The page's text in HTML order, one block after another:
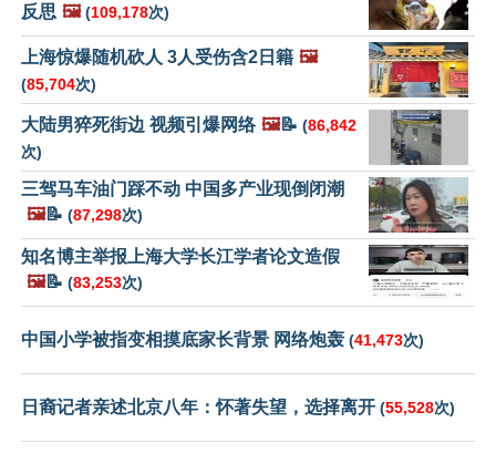
反思 🖼️ (109,178次)
上海惊爆随机砍人 3人受伤含2日籍 🖼️
(85,704次)
大陆男猝死街边 视频引爆网络 🖼️📝 (86,842
次)
三驾马车油门踩不动 中国多产业现倒闭潮
🖼️📝 (87,298次)
知名博主举报上海大学长江学者论文造假
🖼️📝 (83,253次)
中国小学被指变相摸底家长背景 网络炮轰 (41,473次)
日裔记者亲述北京八年：怀著失望，选择离开 (55,528次)